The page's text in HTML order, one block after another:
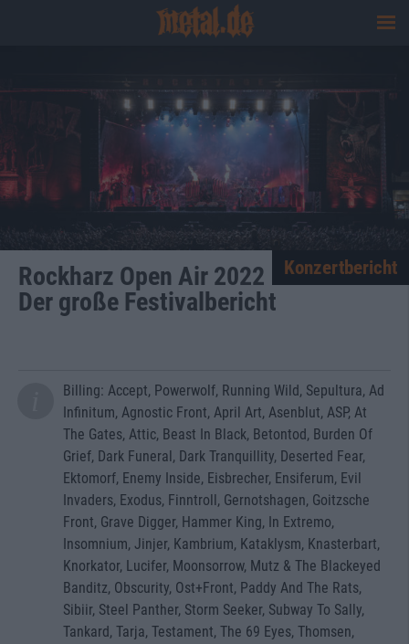
Rockharz Open Air 2022
Der große Festivalbericht
Konzertbericht
Billing: Accept, Powerwolf, Running Wild, Sepultura, Ad
Infinitum, Agnostic Front, April Art, Asenblut, ASP, At
The Gates, Attic, Beast In Black, Betontod, Burden Of
Grief, Dark Funeral, Dark Tranquillity, Deserted Fear,
Ektomorf, Enemy Inside, Eisbrecher, Ensiferum, Evil
Invaders, Exodus, Finntroll, Gernotshagen, Goitzsche
Front, Grave Digger, Hammer King, In Extremo,
Insomnium, Jinjer, Kambrium, Kataklysm, Knasterbart,
Knorkator, Lucifer, Moonsorrow, Mutz & The Blackeyed
Banditz, Obscurity, Ost+Front, Paddy And The Rats,
Sibiir, Steel Panther, Storm Seeker, Subway To Sally,
Tankard, Tarja, Testament, The 69 Eyes, Thomsen,